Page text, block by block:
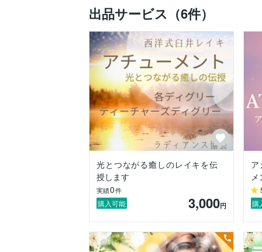
あなたが私のサービスを受けることで…
◆ 心のざわつきや迷いが少しずつほどけ
◆ 自分の気持ちが整理され、やりたい方
◆不安の根っこに気づき、穏やかな安心
◆ 今までの経験を“宝物”として受け取れ
◆「私はこれで大丈夫」と思える、本来
そんな未来に向かって、あなたと一緒に
---
■提供中のサービス
♡ 電話相談・子育て相談
心に寄り添いながらお話を伺うセッショ
安心できるペースで気持ちを整理したり
出品サービス（6件）
光とつながる癒しのレイキを伝
授します
実績0件
購入可能 3,000円
メ
購